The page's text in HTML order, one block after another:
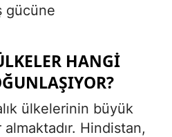
gücüne
HANGI
ülkelerinin büyük
Hindistan,